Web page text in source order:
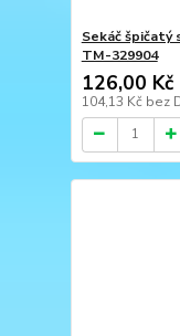
Sekáč špičatý
TM-329904
126,00 Kč
104,13 Kč bez